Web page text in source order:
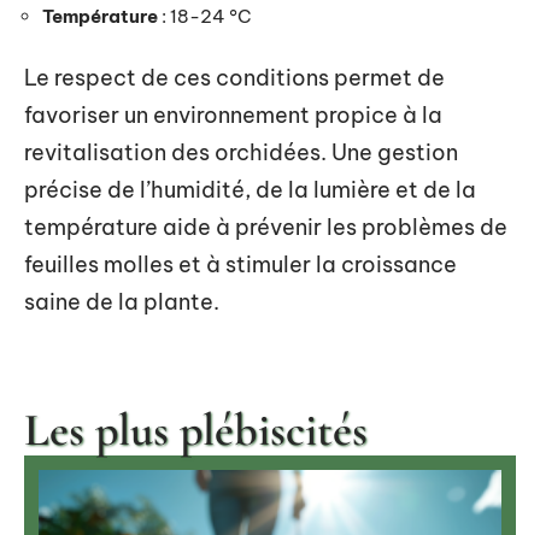
Température : 18-24 °C
Le respect de ces conditions permet de
favoriser un environnement propice à la
revitalisation des orchidées. Une gestion
précise de l’humidité, de la lumière et de la
température aide à prévenir les problèmes de
feuilles molles et à stimuler la croissance
saine de la plante.
Les plus plébiscités